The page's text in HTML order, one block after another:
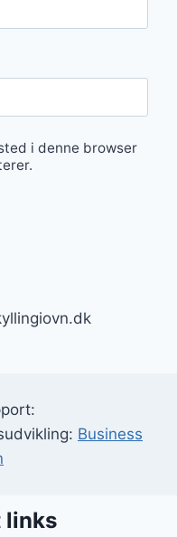
i denne browser
Business
links